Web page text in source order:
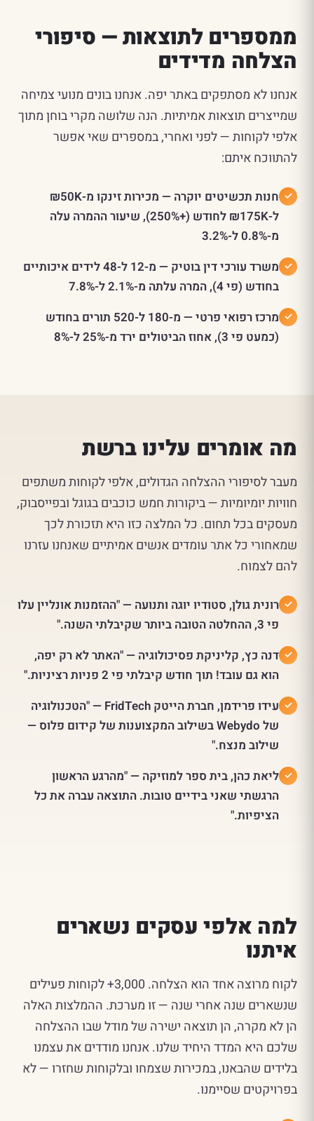
ממספרים לתוצאות — סיפורי
הצלחה מדידים
אנחנו לא מסתפקים באתר יפה. אנחנו בונים מנועי צמיחה
שמייצרים תוצאות אמיתיות. הנה שלושה מקרי בוחן מתוך
אלפי לקוחות — לפני ואחרי, במספרים שאי אפשר
להתווכח איתם:
חנות תכשיטים יוקרה — מכירות זינקו מ-₪50K
ל-₪175K לחודש (+250%), שיעור ההמרה עלה
מ-0.8% ל-3.2%
משרד עורכי דין בוטיק — מ-12 ל-48 לידים איכותיים
בחודש (פי 4), המרה עלתה מ-2.1% ל-7.8%
מרכז רפואי פרטי — מ-180 ל-520 תורים בחודש
(כמעט פי 3), אחוז הביטולים ירד מ-25% ל-8%
מה אומרים עלינו ברשת
מעבר לסיפורי ההצלחה הגדולים, אלפי לקוחות משתפים
חוויות יומיומיות — ביקורות חמש כוכבים בגוגל ובפייסבוק,
מעסקים בכל תחום. כל המלצה כזו היא תזכורת לכך
שמאחורי כל אתר עומדים אנשים אמיתיים שאנחנו עזרנו
להם לצמוח.
רונית גולן, סטודיו יוגה ותנועה — "ההזמנות אונליין עלו
פי 3, ההחלטה הטובה ביותר שקיבלתי השנה."
דנה כץ, קליניקת פסיכולוגיה — "האתר לא רק יפה,
הוא גם עובד! תוך חודש קיבלתי פי 2 פניות רציניות."
עידו פרידמן, חברת הייטק FridTech — "הטכנולוגיה
של Webydo בשילוב המקצוענות של קידום פלוס —
שילוב מנצח."
ליאת כהן, בית ספר למוזיקה — "מהרגע הראשון
הרגשתי שאני בידיים טובות. התוצאה עברה את כל
הציפיות."
למה אלפי עסקים נשארים
איתנו
לקוח מרוצה אחד הוא הצלחה. 3,000+ לקוחות פעילים
שנשארים שנה אחרי שנה — זו מערכת. ההמלצות האלה
הן לא מקרה, הן תוצאה ישירה של מודל שבו ההצלחה
שלכם היא המדד היחיד שלנו. אנחנו מודדים את עצמנו
בלידים שהבאנו, במכירות שצמחו ובלקוחות שחזרו — לא
בפרויקטים שסיימנו.